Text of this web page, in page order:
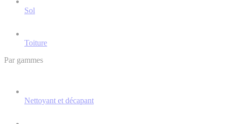
Sol
Toiture
Par gammes
Nettoyant et décapant